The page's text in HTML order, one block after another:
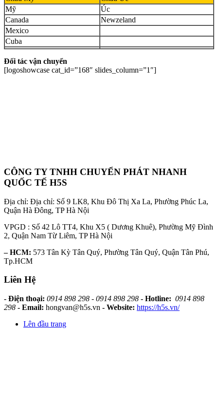
Mỹ
Úc
Canada
Newzeland
Mexico
Cuba
Đối tác vận chuyển
[logoshowcase cat_id=”168″ slides_column=”1″]
CÔNG TY TNHH CHUYỂN PHÁT NHANH
QUỐC TẾ H5S
Địa chỉ: Địa chỉ: Số 9 LK8, Khu Đô Thị Xa La, Phường Phúc La,
Quận Hà Đông, TP Hà Nội
VPGD : Số 42 Lô TT4, Khu X5 ( Dương Khuê), Phường Mỹ Đình
2, Quận Nam Từ Liêm, TP Hà Nội
– HCM: 573 Tân Kỳ Tân Quý, Phường Tân Quý, Quận Tân Phú,
Tp.HCM
Liên Hệ
- Điện thoại: 0914 898 298 - 0914 898 298 - Hotline: 0914 898
298 - Email: hongvan@h5s.vn - Website: https://h5s.vn/
Lên đầu trang